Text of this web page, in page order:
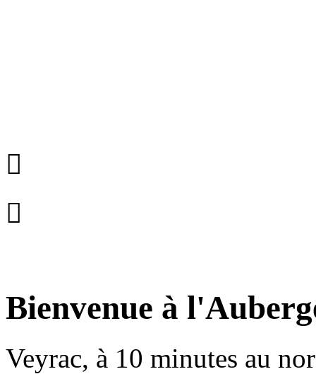


Bienvenue à
Veyrac, à 10 minutes au